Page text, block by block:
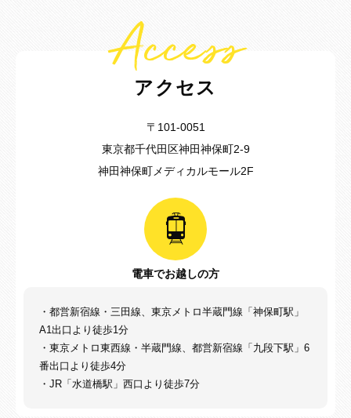
Access
アクセス
〒101-0051
東京都千代田区神田神保町2-9
神田神保町メディカルモール2F
電車でお越しの方
・都営新宿線・三田線、東京メトロ半蔵門線「神保町駅」
A1出口より徒歩1分
・東京メトロ東西線・半蔵門線、都営新宿線「九段下駅」6
番出口より徒歩4分
・JR「水道橋駅」西口より徒歩7分